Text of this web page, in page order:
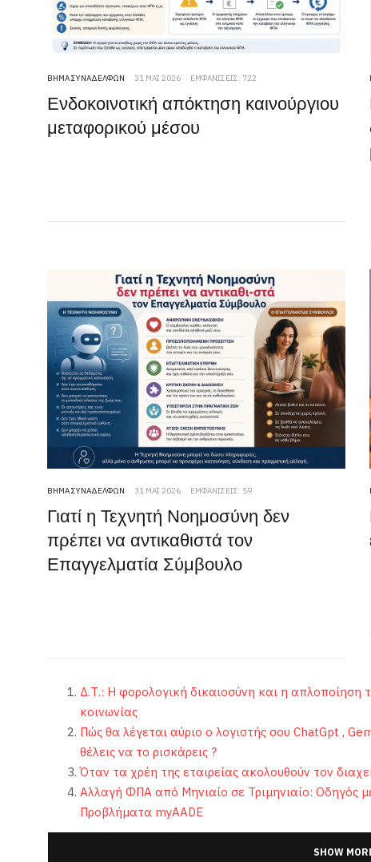
ΒΉΜΑ ΣΥΝΑΔΈΛΦΩΝ 31 ΜΆΙ 2026 ΕΜΦΑΝΊΣΕΙΣ: 722
Ενδοκοινοτική απόκτηση καινούργιου
μεταφορικού μέσου
ΒΉΜΑ ΣΥΝΑΔΈΛΦΩΝ 31 ΜΆΙ 2026 ΕΜΦΑΝΊΣΕΙΣ: 59
Γιατί η Τεχνητή Νοημοσύνη δεν
πρέπει να αντικαθιστά τον
Επαγγελματία Σύμβουλο
Δ.Τ.: Η φορολογική δικαιοσύνη και η απλοποίηση
κοινωνίας
Πώς θα λέγεται αύριο ο λογιστής σου ChatGpt ,
θέλεις να το ρισκάρεις ?
Όταν τα χρέη της εταιρείας ακολουθούν τον
Αλλαγή ΦΠΑ από Μηνιαίο σε Τριμηνιαίο: Οδηγός
Προβλήματα myAADE
SHOW